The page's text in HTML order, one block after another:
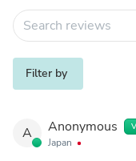
Filter by
A Anonymous
Japan